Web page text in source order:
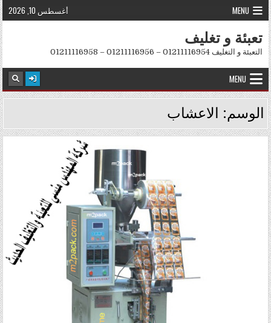
Skip to content
MENU أغسطس 10, 2026
تعبئة و تغليف
التعبئة و التغليف 01211116954 – 01211116956 – 01211116958
MENU
الوسم: الاعشاب